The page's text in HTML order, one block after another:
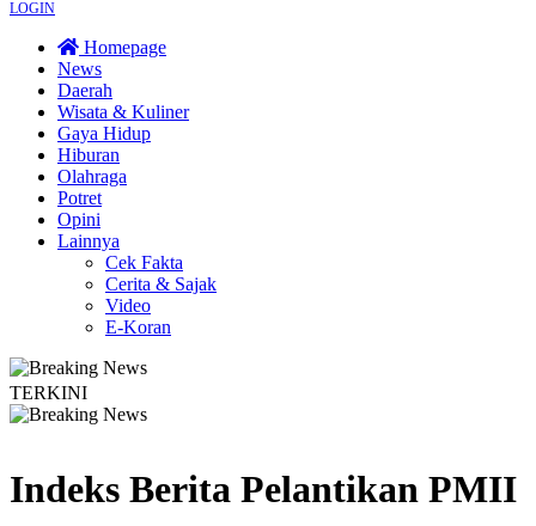
LOGIN
Homepage
News
Daerah
Wisata & Kuliner
Gaya Hidup
Hiburan
Olahraga
Potret
Opini
Lainnya
Cek Fakta
Cerita & Sajak
Video
E-Koran
TERKINI
Indeks Berita Pelantikan PMII